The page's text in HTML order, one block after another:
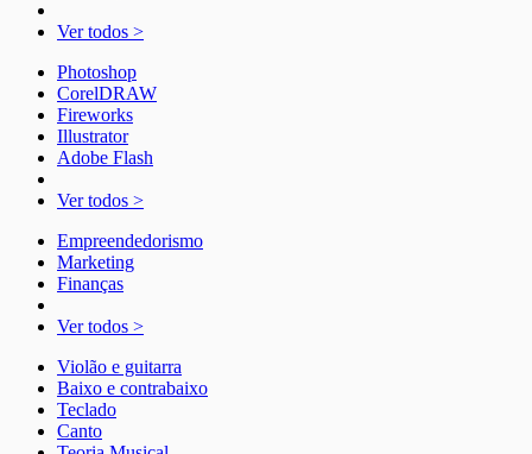
Ver todos >
Photoshop
CorelDRAW
Fireworks
Illustrator
Adobe Flash
Ver todos >
Empreendedorismo
Marketing
Finanças
Ver todos >
Violão e guitarra
Baixo e contrabaixo
Teclado
Canto